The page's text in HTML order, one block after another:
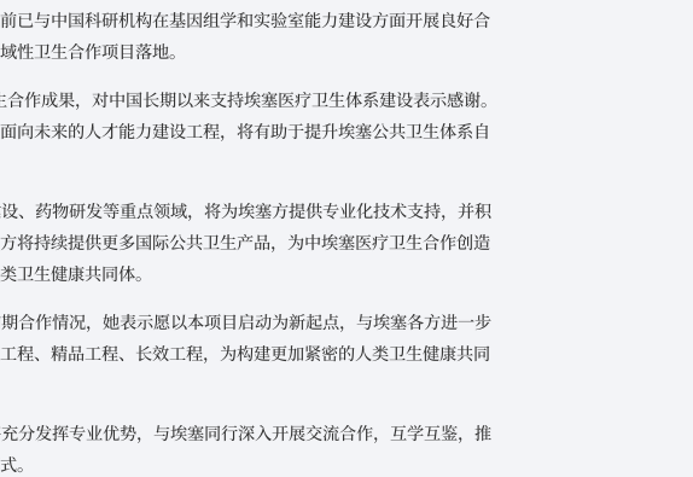
已与中国科研机构在基因组学和实验室能力建设方面开展良好合
性卫生合作项目落地。
作成果，对中国长期以来支持埃塞医疗卫生体系建设表示感谢。
向未来的人才能力建设工程，将有助于提升埃塞公共卫生体系自
、药物研发等重点领域，将为埃塞方提供专业化技术支持，并积
持续提供更多国际公共卫生产品，为中埃塞医疗卫生合作创造
卫生健康共同体。
合作情况，她表示愿以本项目启动为新起点，与埃塞各方进一步
程、精品工程、长效工程，为构建更加紧密的人类卫生健康共同
分发挥专业优势，与埃塞同行深入开展交流合作，互学互鉴，推
。